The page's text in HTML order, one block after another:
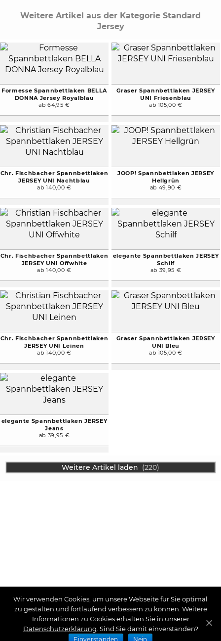
Weitere Artikel aus der Kategorie Standard
Jersey
Formesse Spannbettlaken BELLA
DONNA Jersey Royalblau
ab 64,95 €
Graser Spannbettlaken JERSEY
UNI Friesenblau
ab 105,00 €
Chr. Fischbacher Spannbettlaken
JERSEY UNI Nachtblau
ab 140,00 €
JOOP! Spannbettlaken JERSEY
Hellgrün
ab 49,90 €
Chr. Fischbacher Spannbettlaken
JERSEY UNI Offwhite
ab 140,00 €
elegante Spannbettlaken JERSEY
Schilf
ab 39,95 €
Chr. Fischbacher Spannbettlaken
JERSEY UNI Leinen
ab 140,00 €
Graser Spannbettlaken JERSEY
UNI Bleu
ab 105,00 €
elegante Spannbettlaken JERSEY
Jeans
ab 39,95 €
Weitere Artikel laden (220)
Wir verwenden Cookies, um unsere Webseite für Sie optimal
zu gestalten und fortlaufend verbessern zu können. Weitere
Informationen zu Cookies erhalten Sie in unserer
Datenschutzerklärung . Sind Sie damit einverstanden?
Einverstanden Nein